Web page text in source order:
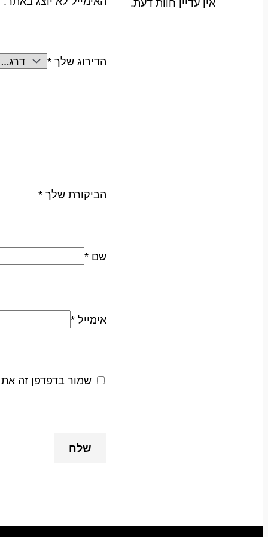
אין עדיין חוות דעת.
הדירוג שלך *
הביקורת שלך *
שם *
אימייל *
שמור בדפדפן זה